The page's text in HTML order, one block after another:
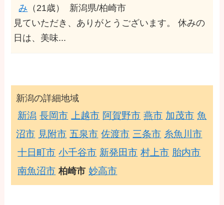
み （21歳）
新潟県/柏崎市
見ていただき、ありがとうございます。 休みの
日は、美味...
新潟の詳細地域
新潟 長岡市 上越市 阿賀野市 燕市 加茂市 魚
沼市 見附市 五泉市 佐渡市 三条市 糸魚川市
十日町市 小千谷市 新発田市 村上市 胎内市
南魚沼市 柏崎市 妙高市